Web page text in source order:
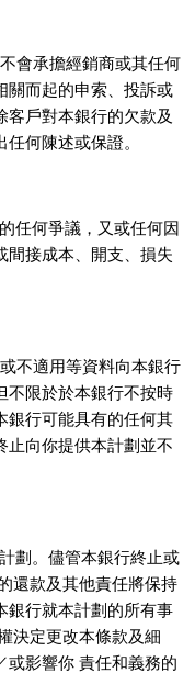
會承擔經銷商或其任何
關而起的申索、投訴或
客戶對本銀行的欠款及
何陳述或保證。
任何爭議，又或任何因
間接成本、開支、損失
不適用等資料向本銀行
不限於於本銀行不按時
銀行可能具有的任何其
止向你提供本計劃並不
劃。儘管本銀行終止或
還款及其他責任將保持
銀行就本計劃的所有事
決定更改本條款及細
或影響你 責任和義務的